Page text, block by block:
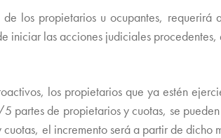
los propietarios u ocupantes,
las acciones judiciales
los propietarios que ya estén
de propietarios y cuotas, se
el incremento será a partir de